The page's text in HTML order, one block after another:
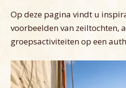
Op deze pagina vindt u
voorbeelden van zeiltochten,
groepsactiviteiten op een